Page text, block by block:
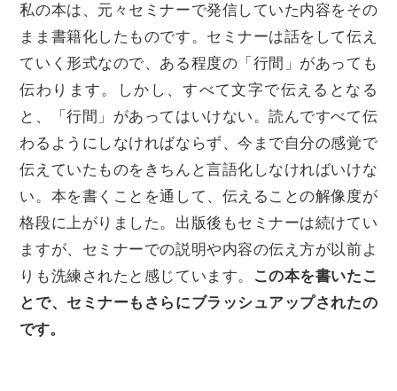
私の本は、元々セミナーで発信していた内容をその
まま書籍化したものです。セミナーは話をして伝え
ていく形式なので、ある程度の「行間」があっても
伝わります。しかし、すべて文字で伝えるとなる
と、「行間」があってはいけない。読んですべて伝
わるようにしなければならず、今まで自分の感覚で
伝えていたものをきちんと言語化しなければいけな
い。本を書くことを通して、伝えることの解像度が
格段に上がりました。出版後もセミナーは続けてい
ますが、セミナーでの説明や内容の伝え方が以前よ
りも洗練されたと感じています。
この本を書いたこ
とで、セミナーもさらにブラッシュアップされたの
です。